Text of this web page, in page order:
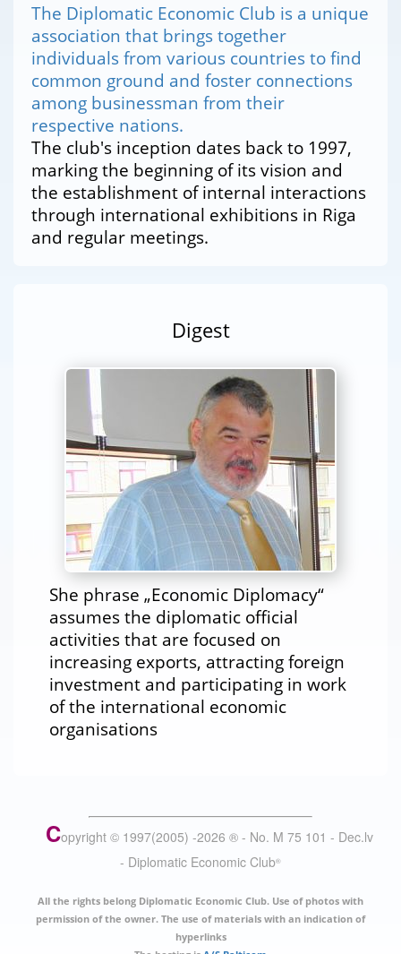
The Diplomatic Economic Club is a unique
association that brings together
individuals from various countries to find
common ground and foster connections
among businessman from their
respective nations.
The club's inception dates back to 1997,
marking the beginning of its vision and
the establishment of internal interactions
through international exhibitions in Riga
and regular meetings.
Digest
She phrase „Economic Diplomacy“
assumes the diplomatic official
activities that are focused on
increasing exports, attracting foreign
investment and participating in work
of the international economic
organisations
Copyright © 1997(2005) -2026 ® - No. M 75 101 - Dec.lv
- Diplomatic Economic Club®
All the rights belong Diplomatic Economic Club. Use of photos with
permission of the owner. The use of materials with an indication of
hyperlinks